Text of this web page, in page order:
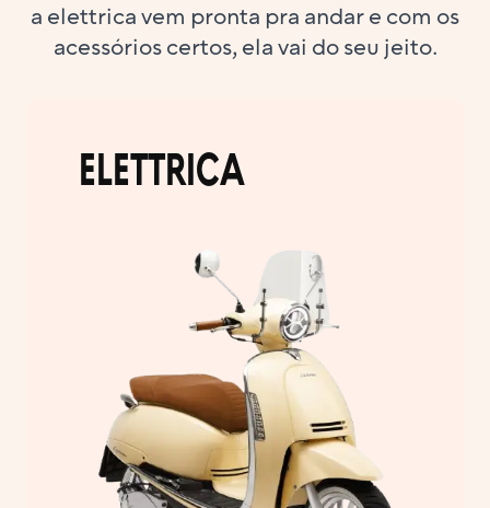
a elettrica vem pronta pra andar e com os
acessórios certos, ela vai do seu jeito.
ELETTRICA